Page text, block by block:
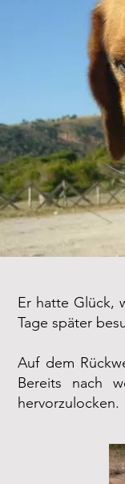
Er hatte Glück,
Tage später
Auf dem
Bereits nach
hervorzulocken.